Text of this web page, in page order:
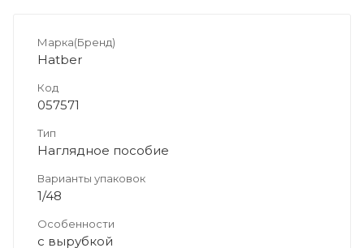
Марка(Бренд)
Hatber
Код
057571
Тип
Наглядное пособие
Варианты упаковок
1/48
Особенности
с вырубкой